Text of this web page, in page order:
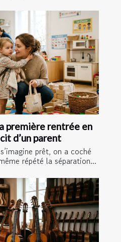
première rentrée en
d’un parent
prêt, on a coché
répété la séparation...